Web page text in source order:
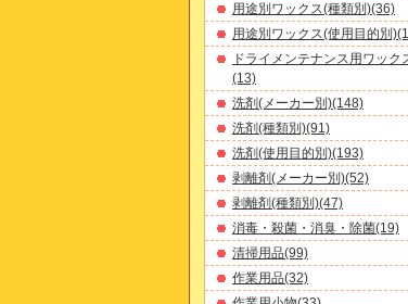
用途別ワックス(種類別)(36)
用途別ワックス(使用目的別
ドライメンテナンス用ワック
(13)
洗剤(メーカー別)(148)
洗剤(種類別)(91)
洗剤(使用目的別)(193)
剥離剤(メーカー別)(52)
剥離剤(種類別)(47)
消毒・殺菌・消臭・除菌(19)
清掃用品(99)
作業用品(32)